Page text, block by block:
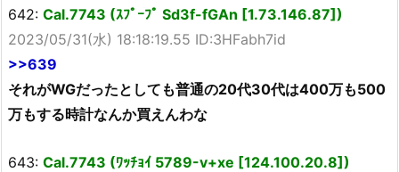
642: Cal.7743 (ｽﾌﾟｰﾌﾟ Sd3f-fGAn [1.73.146.87])
2023/05/31(水) 18:18:19.55 ID:3HFabh7id
>>639
それがWGだったとしても普通の20代30代は400万も500
万もする時計なんか買えんわな
643: Cal.7743 (ﾜｯﾁｮｲ 5789-v+xe [124.100.20.8])